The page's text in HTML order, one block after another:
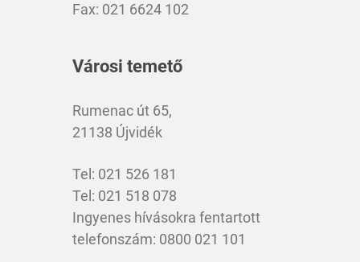
Fax: 021 6624 102
Városi temető
Rumenac út 65,
21138 Újvidék
Tel: 021 526 181
Tel: 021 518 078
Ingyenes hívásokra fentartott
telefonszám: 0800 021 101